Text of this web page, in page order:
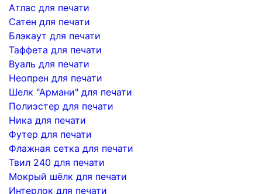
Атлас для печати
Сатен для печати
Блэкаут для печати
Таффета для печати
Вуаль для печати
Неопрен для печати
Шелк "Армани" для печати
Полиэстер для печати
Ника для печати
Футер для печати
Флажная сетка для печати
Твил 240 для печати
Мокрый шёлк для печати
Интерлок для печати